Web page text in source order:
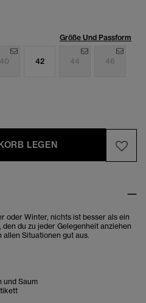
Größe Und Passform
40 42 44 46
LEGEN
oder Winter, nichts ist besser als ein
du zu jeder Gelegenheit anziehen
Situationen gut aus.
und Saum